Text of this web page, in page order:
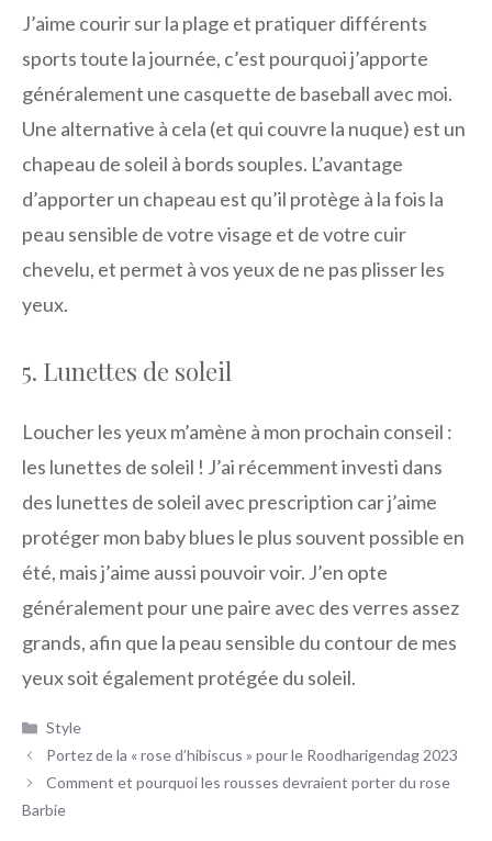
J’aime courir sur la plage et pratiquer différents
sports toute la journée, c’est pourquoi j’apporte
généralement une casquette de baseball avec moi.
Une alternative à cela (et qui couvre la nuque) est un
chapeau de soleil à bords souples. L’avantage
d’apporter un chapeau est qu’il protège à la fois la
peau sensible de votre visage et de votre cuir
chevelu, et permet à vos yeux de ne pas plisser les
yeux.
5. Lunettes de soleil
Loucher les yeux m’amène à mon prochain conseil :
les lunettes de soleil ! J’ai récemment investi dans
des lunettes de soleil avec prescription car j’aime
protéger mon baby blues le plus souvent possible en
été, mais j’aime aussi pouvoir voir. J’en opte
généralement pour une paire avec des verres assez
grands, afin que la peau sensible du contour de mes
yeux soit également protégée du soleil.
Catégories
Style
Portez de la « rose d’hibiscus » pour le Roodharigendag 2023
Comment et pourquoi les rousses devraient porter du rose
Barbie